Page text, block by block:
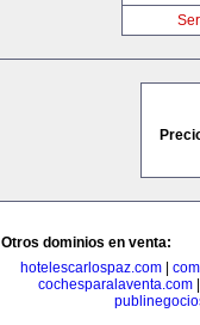
Otros dominios en venta:
hotelescarlospaz.com|
cochesparalaventa.com